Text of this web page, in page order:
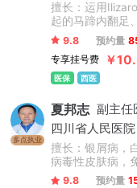
擅长：运用
起的马蹄内翻足
腿、肢体不等长
病引起肢体偏瘫
9.8 预约量
专享挂号费
￥
医保 西医
多点执业
夏邦志 副主任
四川省人民医院
擅长：银屑病，
病毒性皮肤病，
病，皮肤美容等
9.8 预约量